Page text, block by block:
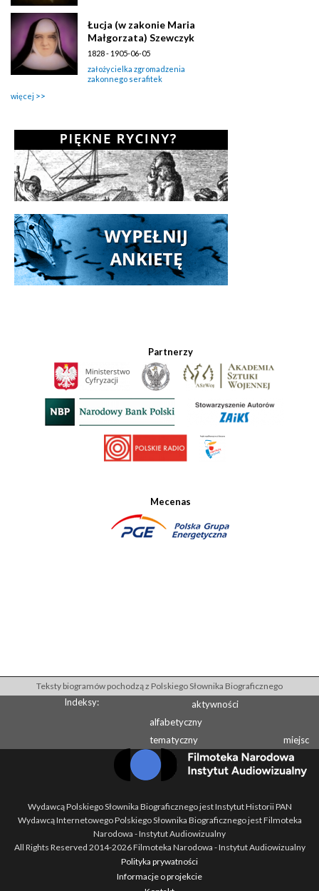
Łucja (w zakonie Maria
Małgorzata) Szewczyk
1828 - 1905-06-05
założycielka zgromadzenia
zakonnego serafitek
więcej
Partnerzy
Mecenas
Teksty biogramów pochodzą z Polskiego Słownika Biograficznego
Indeksy:
aktywności
alfabetyczny
tematyczny
miejsc
Wydawcą Polskiego Słownika Biograficznego jest Instytut Historii PAN
Wydawcą Internetowego Polskiego Słownika Biograficznego jest Filmoteka
Narodowa - Instytut Audiowizualny
All Rights Reserved 2014-2026Filmoteka Narodowa - Instytut Audiowizualny
Polityka prywatności
Informacje o projekcie